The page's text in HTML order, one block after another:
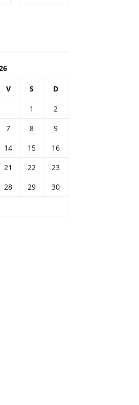
V S D
1
2
7 8
9
14 15
16
21 22
23
28 29
30